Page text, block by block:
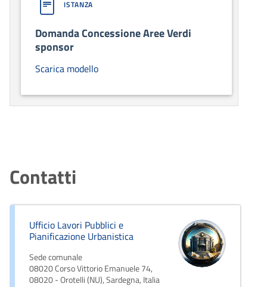
ISTANZA
Domanda Concessione Aree Verdi
sponsor
Scarica modello
Contatti
Ufficio Lavori Pubblici e
Pianificazione Urbanistica
Sede comunale
08020 Corso Vittorio Emanuele 74,
08020 - Orotelli (NU), Sardegna, Italia